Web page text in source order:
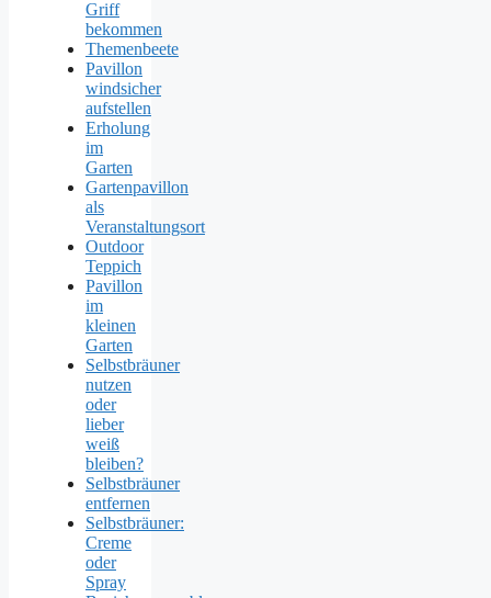
Griff
bekommen
Themenbeete
Pavillon
windsicher
aufstellen
Erholung
im
Garten
Gartenpavillon
als
Veranstaltungsort
Outdoor
Teppich
Pavillon
im
kleinen
Garten
Selbstbräuner
nutzen
oder
lieber
weiß
bleiben?
Selbstbräuner
entfernen
Selbstbräuner:
Creme
oder
Spray